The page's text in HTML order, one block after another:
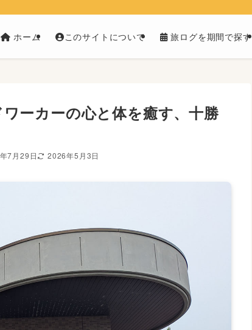
ホーム このサイトについて 旅ログを期間で探す
ーカーの心と体を癒す、十勝
7月29日 2026年5月3日